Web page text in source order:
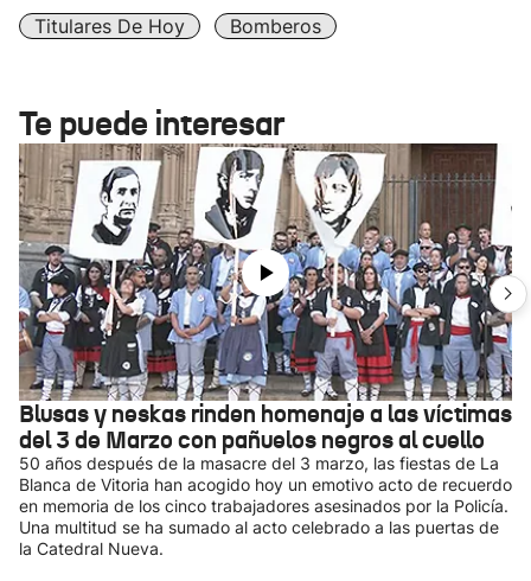
Titulares De Hoy
Bomberos
Te puede interesar
Blusas y neskas rinden homenaje a las víctimas
del 3 de Marzo con pañuelos negros al cuello
50 años después de la masacre del 3 marzo, las fiestas de La
Blanca de Vitoria han acogido hoy un emotivo acto de recuerdo
en memoria de los cinco trabajadores asesinados por la Policía.
Una multitud se ha sumado al acto celebrado a las puertas de
la Catedral Nueva.